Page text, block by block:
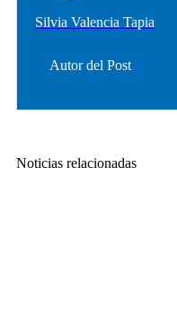
Silvia Valencia Tapia
Autor del Post
Noticias relacionadas